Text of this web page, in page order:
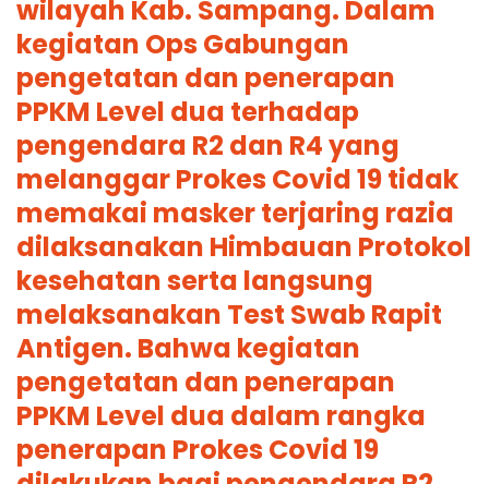
wilayah Kab. Sampang. Dalam
kegiatan Ops Gabungan
pengetatan dan penerapan
PPKM Level dua terhadap
pengendara R2 dan R4 yang
melanggar Prokes Covid 19 tidak
memakai masker terjaring razia
dilaksanakan Himbauan Protokol
kesehatan serta langsung
melaksanakan Test Swab Rapit
Antigen. Bahwa kegiatan
pengetatan dan penerapan
PPKM Level dua dalam rangka
penerapan Prokes Covid 19